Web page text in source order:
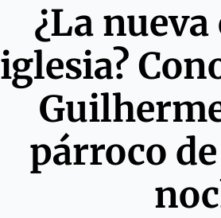
¿La
iglesia?
párroco